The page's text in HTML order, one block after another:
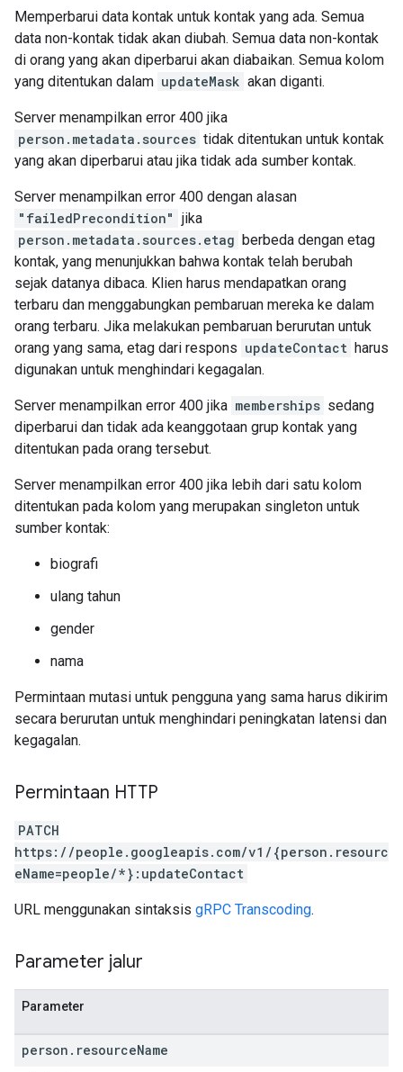
Memperbarui data kontak untuk kontak yang ada. Semua
data non-kontak tidak akan diubah. Semua data non-kontak
di orang yang akan diperbarui akan diabaikan. Semua kolom
yang ditentukan dalam updateMask akan diganti.
Server menampilkan error 400 jika
person.metadata.sources tidak ditentukan untuk kontak
yang akan diperbarui atau jika tidak ada sumber kontak.
Server menampilkan error 400 dengan alasan
"failedPrecondition" jika
person.metadata.sources.etag berbeda dengan etag
kontak, yang menunjukkan bahwa kontak telah berubah
sejak datanya dibaca. Klien harus mendapatkan orang
terbaru dan menggabungkan pembaruan mereka ke dalam
orang terbaru. Jika melakukan pembaruan berurutan untuk
orang yang sama, etag dari respons updateContact harus
digunakan untuk menghindari kegagalan.
Server menampilkan error 400 jika memberships sedang
diperbarui dan tidak ada keanggotaan grup kontak yang
ditentukan pada orang tersebut.
Server menampilkan error 400 jika lebih dari satu kolom
ditentukan pada kolom yang merupakan singleton untuk
sumber kontak:
biografi
ulang tahun
gender
nama
Permintaan mutasi untuk pengguna yang sama harus dikirim
secara berurutan untuk menghindari peningkatan latensi dan
kegagalan.
Permintaan HTTP
PATCH
https://people.googleapis.com/v1/{person.resourc
eName=people/*}:updateContact
URL menggunakan sintaksis gRPC Transcoding.
Parameter jalur
Parameter
person . resourceName